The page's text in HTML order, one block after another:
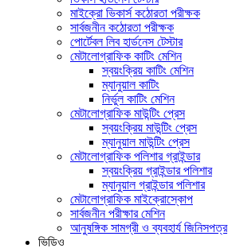
মাইক্রো ভিকার্স কঠোরতা পরীক্ষক
সার্বজনীন কঠোরতা পরীক্ষক
পোর্টেবল লিব হার্ডনেস টেস্টার
মেটালোগ্রাফিক কাটিং মেশিন
স্বয়ংক্রিয় কাটিং মেশিন
ম্যানুয়াল কাটিং
নির্ভুল কাটিং মেশিন
মেটালোগ্রাফিক মাউন্টিং প্রেস
স্বয়ংক্রিয় মাউন্টিং প্রেস
ম্যানুয়াল মাউন্টিং প্রেস
মেটালোগ্রাফিক পলিশার গ্রাইন্ডার
স্বয়ংক্রিয় গ্রাইন্ডার পলিশার
ম্যানুয়াল গ্রাইন্ডার পলিশার
মেটালোগ্রাফিক মাইক্রোস্কোপ
সার্বজনীন পরীক্ষার মেশিন
আনুষঙ্গিক সামগ্রী ও ব্যবহার্য জিনিসপত্র
ভিডিও